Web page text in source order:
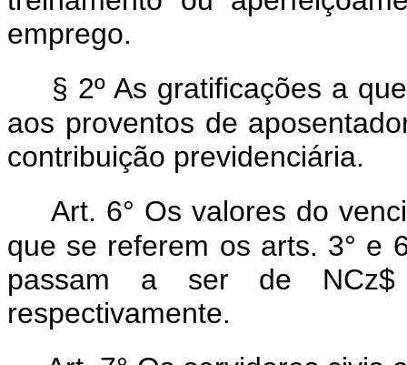
emprego.
§ 2º As gratificações a
aos proventos de
contribuição previdenciária.
Art. 6° Os valores do
que se referem os arts. 3° e
passam a ser de
respectivamente.